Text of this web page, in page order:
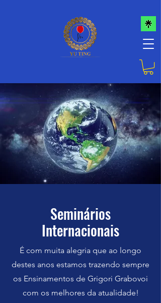
​Seminários
Internacionais
É com muita alegria que ao longo
destes anos estamos trazendo sempre
os Ensinamentos de Grigori Grabovoi
com os melhores da atualidade!